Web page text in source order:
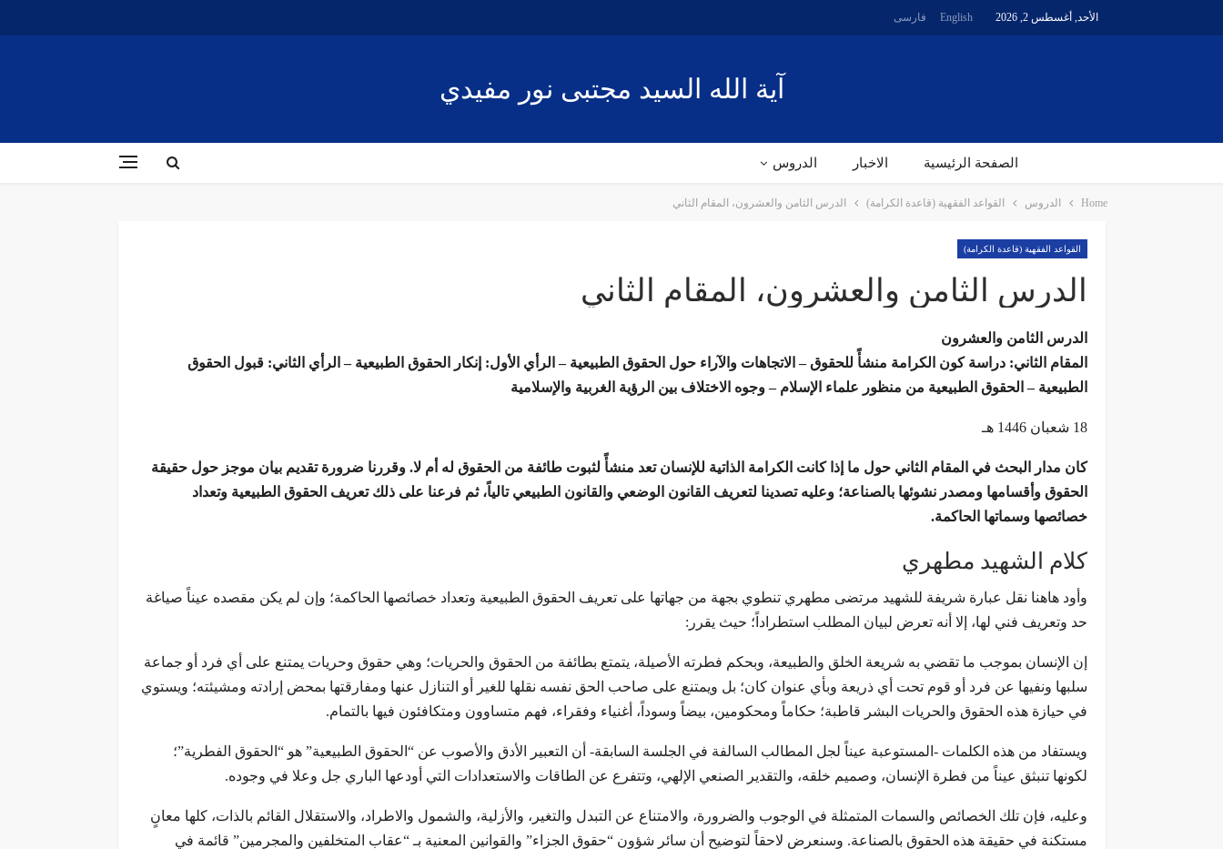
الأحد, أغسطس 2, 2026 English فارسی
آية الله السيد مجتبى نور مفيدي
الصفحة الرئیسیة الاخبار الدروس
Home الدروس القواعد الفقهية (قاعدة الكرامة) الدرس الثامن والعشرون، المقام الثاني
القواعد الفقهية (قاعدة الكرامة)
الدرس الثامن والعشرون، المقام الثاني
الدرس الثامن والعشرون
المقام الثاني: دراسة كون الكرامة منشأً للحقوق – الاتجاهات والآراء حول الحقوق الطبيعية – الرأي الأول: إنكار الحقوق الطبيعية – الرأي الثاني: قبول الحقوق
الطبيعية – الحقوق الطبيعية من منظور علماء الإسلام – وجوه الاختلاف بين الرؤية الغربية والإسلامية
18 شعبان 1446 هـ
كان مدار البحث في المقام الثاني حول ما إذا كانت الكرامة الذاتية للإنسان تعد منشأً لثبوت طائفة من الحقوق له أم لا. وقررنا ضرورة تقديم بيان موجز حول حقيقة
الحقوق وأقسامها ومصدر نشوئها بالصناعة؛ وعليه تصدينا لتعريف القانون الوضعي والقانون الطبيعي تالياً، ثم فرعنا على ذلك تعريف الحقوق الطبيعية وتعداد
خصائصها وسماتها الحاكمة.
كلام الشهيد مطهري
وأود هاهنا نقل عبارة شريفة للشهيد مرتضى مطهري تنطوي بجهة من جهاتها على تعريف الحقوق الطبيعية وتعداد خصائصها الحاكمة؛ وإن لم يكن مقصده عيناً صياغة
حد وتعريف فني لها، إلا أنه تعرض لبيان المطلب استطراداً؛ حيث يقرر:
إن الإنسان بموجب ما تقضي به شريعة الخلق والطبيعة، وبحكم فطرته الأصيلة، يتمتع بطائفة من الحقوق والحريات؛ وهي حقوق وحريات يمتنع على أي فرد أو جماعة
سلبها ونفيها عن فرد أو قوم تحت أي ذريعة وبأي عنوان كان؛ بل ويمتنع على صاحب الحق نفسه نقلها للغير أو التنازل عنها ومفارقتها بمحض إرادته ومشيئته؛ ويستوي
في حيازة هذه الحقوق والحريات البشر قاطبة؛ حكاماً ومحكومين، بيضاً وسوداً، أغنياء وفقراء، فهم متساوون ومتكافئون فيها بالتمام.
ويستفاد من هذه الكلمات -المستوعبة عيناً لجل المطالب السالفة في الجلسة السابقة- أن التعبير الأدق والأصوب عن “الحقوق الطبيعیة” هو “الحقوق الفطرية”؛
لكونها تنبثق عيناً من فطرة الإنسان، وصميم خلقه، والتقدير الصنعي الإلهي، وتتفرع عن الطاقات والاستعدادات التي أودعها الباري جل وعلا في وجوده.
وعليه، فإن تلك الخصائص والسمات المتمثلة في الوجوب والضرورة، والامتناع عن التبدل والتغير، والأزلية، والشمول والاطراد، والاستقلال القائم بالذات، كلها معانٍ
مستكنة في حقيقة هذه الحقوق بالصناعة. وسنعرض لاحقاً لتوضيح أن سائر شؤون “حقوق الجزاء” والقوانين المعنية بـ “عقاب المتخلفين والمجرمين” قائمة في